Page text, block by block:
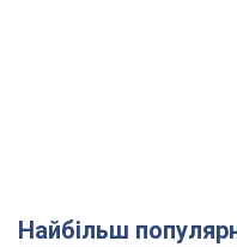
Найбільш